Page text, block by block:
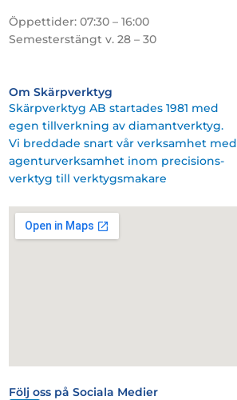
Öppettider: 07:30 – 16:00
Semesterstängt v. 28 – 30
Om Skärpverktyg
Skärpverktyg AB startades 1981 med
egen tillverkning av diamantverktyg.
Vi breddade snart vår verksamhet med
agenturverksamhet inom precisions-
verktyg till verktygsmakare
Följ oss på Sociala Medier